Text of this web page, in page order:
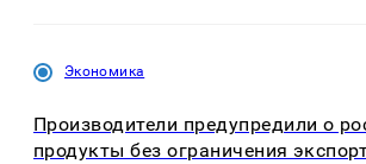
Экономика
Производители предупредили о
продукты без ограничения